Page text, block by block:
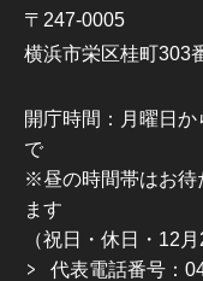
〒247-0005
横浜市栄区桂町303
開庁時間：月曜日
で
※昼の時間帯はお待
ます
（祝日・休日・12
代表電話番号：